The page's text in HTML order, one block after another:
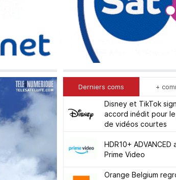
Derniers coms +
Disney et TikTok
accord inédit pour
de vidéos courtes
HDR10+ ADVANCED
Prime Video
Orange Belgium